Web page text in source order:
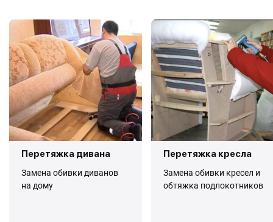
Перетяжка дивана
Замена обивки диванов
на дому
Перетяжка кресла
Замена обивки кресел и
обтяжка подлокотников